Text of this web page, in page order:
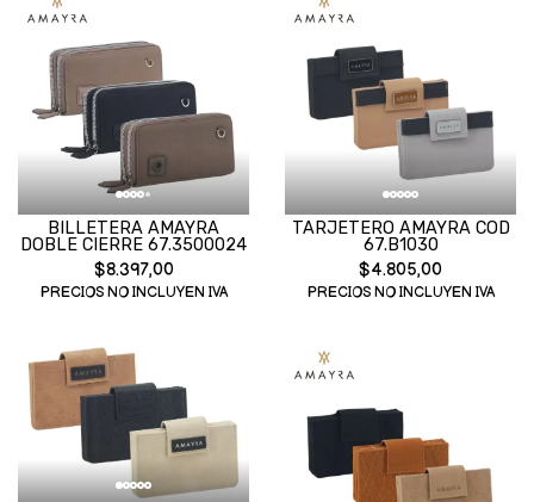
BILLETERA AMAYRA
DOBLE CIERRE 67.3500024
$8.397,00
PRECIOS NO INCLUYEN IVA
TARJETERO AMAYRA COD
67.B1030
$4.805,00
PRECIOS NO INCLUYEN IVA